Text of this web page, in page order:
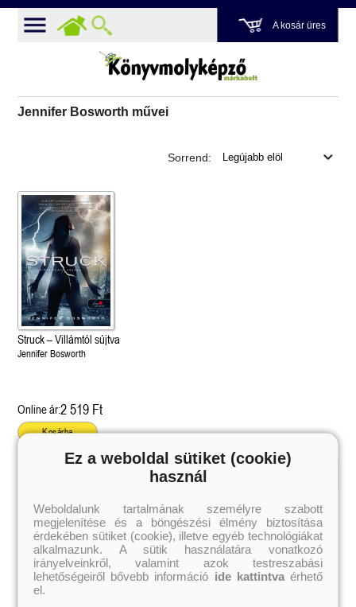
A kosár üres
Jennifer Bosworth művei
Sorrend:
Struck – Villámtól sújtva
Jennifer Bosworth
Online ár:2 519 Ft
Kosárba
Külföldiek
Brigid Kemmerer
Cassandra Clare
Colleen Hoover
Elle Kennedy
Erin Watt
Holly Webb
Magyarok
Ashley Carrigan
Benina
Bessenyei Gábor
Bodor Attila
Böszörményi Gyula
Ez a weboldal sütiket (cookie)
használ
Weboldalunk tartalmának személyre szabott
megjelenítése és a böngészési élmény biztosítása
érdekében sütiket (cookie), illetve egyéb technológiákat
alkalmazunk. A sütik használatára vonatkozó
irányelveinkről, valamint azok testreszabási
lehetőségeiről bővebb információ ide kattintvaérhető
el.